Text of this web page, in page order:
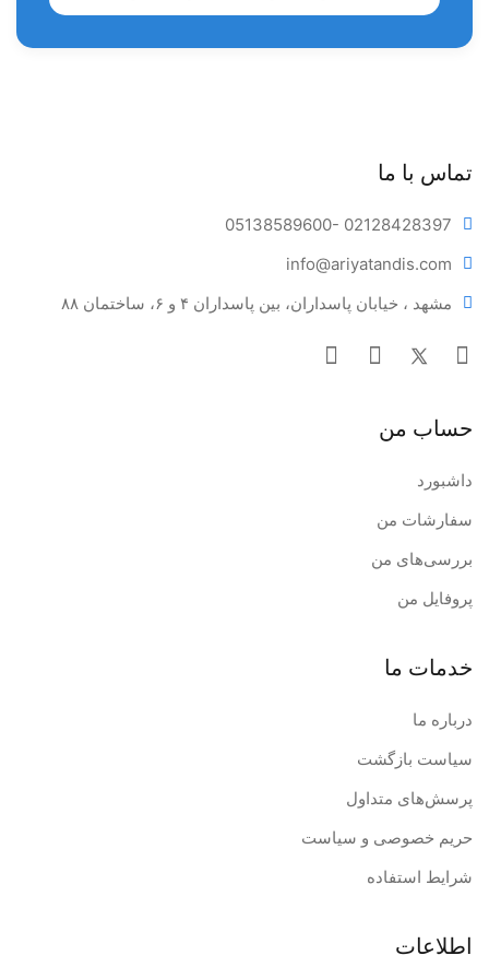
مقاوم در برابر مواد ضد عفونی کننده
دارای فیلتر ساکشن جهت جدا کردن آمالگام و ذرات درشت
جنس شیلنگ های اینسترومنت، آلمانی
تمام شیلنگ های داخل یونیت آمریکایی
متحرک بودن باکس کناری جهت راحتی در جراحی
پدال مولتی فانکشن
چراغ LED با نوری طبیعی و نرم
تابوره ارگونومیک حرفه‌ای
کلید قطع کن اضطراری جهت ایمنی بیشتر
تابوره حرفه‌ای جهت بهبود کارایی و راحتی کاربر ب
تماس با ما
05138589600- 02128428397
info@ariyatandis.com
مشهد ، خیابان پاسداران، بین پاسداران ۴ و ۶، ساختمان ۸۸
حساب من
داشبورد
سفارشات من
بررسی‌های من
پروفایل من
خدمات ما
درباره ما
سیاست بازگشت
پرسش‌های متداول
حریم خصوصی و سیاست
شرایط استفاده
اطلاعات